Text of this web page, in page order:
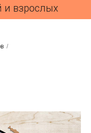
и взрослых
/